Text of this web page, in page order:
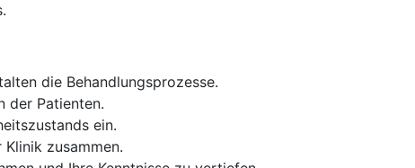
die Behandlungsprozesse.
der Patienten.
ein.
zusammen.